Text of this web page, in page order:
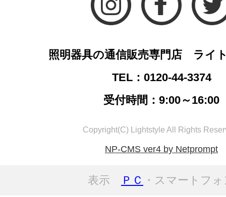
照明器具の通信販売専門店 ライ
TEL：0120-44-3374
受付時間：9:00～16:00
Copyright(C) Lightstyle All Rights
NP-CMS ver4 by Netprompt
表示 ＰＣ ・スマートフ